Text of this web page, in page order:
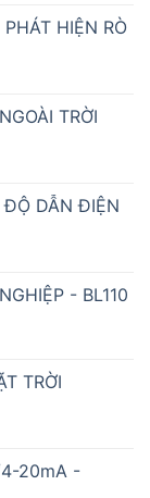
HIỆN RÒ
TRỜI
DẪN ĐIỆN
- BL110
TRỜI
20mA -